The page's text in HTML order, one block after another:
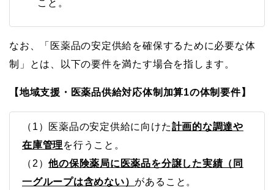
こと。
なお、「医薬品の安定供給を確保するために必要な体
制」とは、以下の要件を満たす場合を指します。
【地域支援・医薬品供給対応体制加算1の体制要件】
（1）医薬品の安定供給に向けた計画的な調達や
在庫管理 を行うこと。
（2）他の保険薬局に医薬品を分譲した実績（同
一グループは含めない） があること。